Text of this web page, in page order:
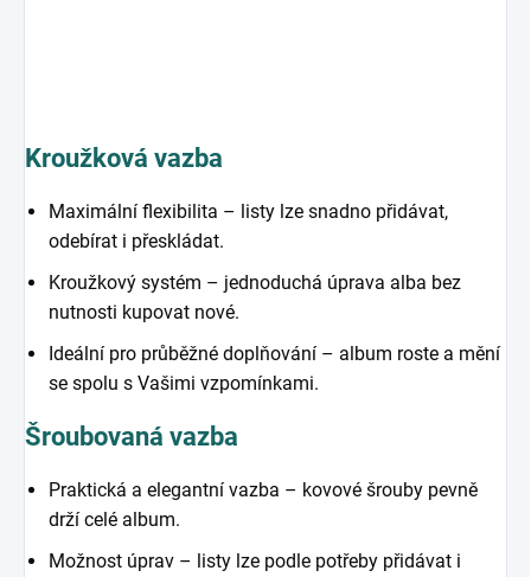
Kroužková vazba
Maximální flexibilita – listy lze snadno přidávat,
odebírat i přeskládat.
Kroužkový systém – jednoduchá úprava alba bez
nutnosti kupovat nové.
Ideální pro průběžné doplňování – album roste a mění
se spolu s Vašimi vzpomínkami.
Šroubovaná vazba
Praktická a elegantní vazba – kovové šrouby pevně
drží celé album.
Možnost úprav – listy lze podle potřeby přidávat i